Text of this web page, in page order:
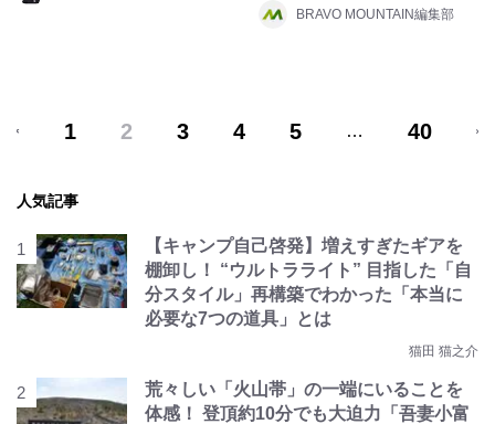
BRAVO MOUNTAIN編集部
1 2 3 4 5 … 40
人気記事
【キャンプ自己啓発】増えすぎたギアを
棚卸し！ “ウルトラライト” 目指した「自
分スタイル」再構築でわかった「本当に
必要な7つの道具」とは
猫田 猫之介
荒々しい「火山帯」の一端にいることを
体感！ 登頂約10分でも大迫力「吾妻小富